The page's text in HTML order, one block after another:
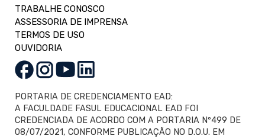
TRABALHE CONOSCO
ASSESSORIA DE IMPRENSA
TERMOS DE USO
OUVIDORIA
PORTARIA DE CREDENCIAMENTO EAD:
A FACULDADE FASUL EDUCACIONAL EAD FOI
CREDENCIADA DE ACORDO COM A PORTARIA Nº499 DE
08/07/2021, CONFORME PUBLICAÇÃO NO D.O.U. EM